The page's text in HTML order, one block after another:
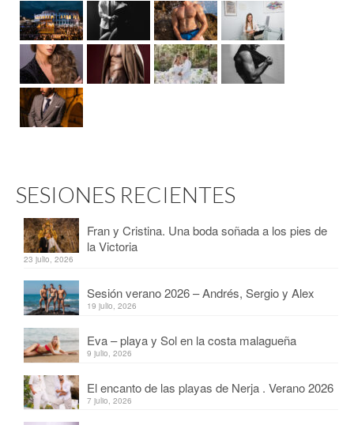
SESIONES RECIENTES
Fran y Cristina. Una boda soñada a los pies de
la Victoria
23 julio, 2026
Sesión verano 2026 – Andrés, Sergio y Alex
19 julio, 2026
Eva – playa y Sol en la costa malagueña
9 julio, 2026
El encanto de las playas de Nerja . Verano 2026
7 julio, 2026